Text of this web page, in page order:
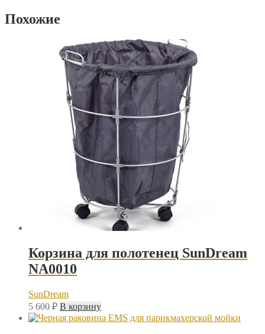
Похожие
Корзина для полотенец SunDream
NA0010
SunDream
5 600 ₽ В корзину